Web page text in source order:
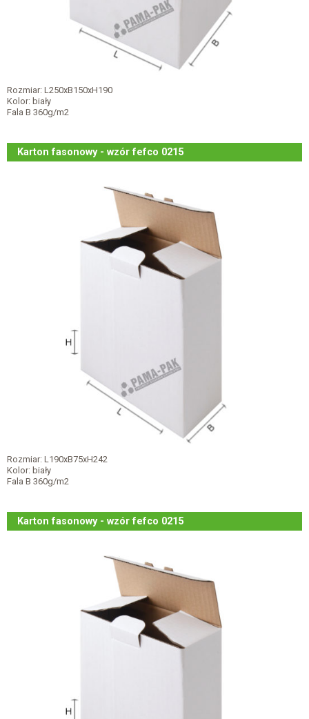
Rozmiar: L250xB150xH190
Kolor: biały
Fala B 360g/m2
Karton fasonowy - wzór fefco 0215
Rozmiar: L190xB75xH242
Kolor: biały
Fala B 360g/m2
Karton fasonowy - wzór fefco 0215